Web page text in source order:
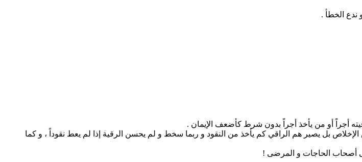
ندع الخطأ .
أجراً أو من يأخذ أجراً بدون شرط كأضعف الإيمان .
بل يصير هم الراقي كم يأخذ من النقود و ربما سخط و لم يحسن الرقية إذا لم يعط نقوداً ، و كما
أصحاب الحاجات و المرضى !